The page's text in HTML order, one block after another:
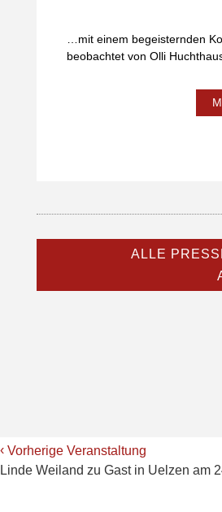
…mit einem begeisternden
beobachtet von Olli
ALLE
‹ Vorherige Veranstaltung
Linde Weiland zu Gast in Uelzen am